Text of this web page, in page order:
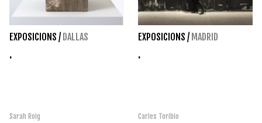
EXPOSICIONS / DALLAS
.
Sarah Roig
EXPOSICIONS / MADRID
.
Carles Toribio